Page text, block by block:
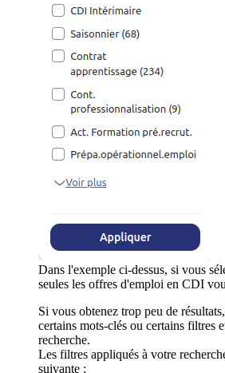
Dans l'exemple ci-dessus, si vous
seules les offres d'emploi en CDI
Si vous obtenez trop peu de
certains mots-clés ou certains filtres
recherche.
Les filtres appliqués à votre
suivante :